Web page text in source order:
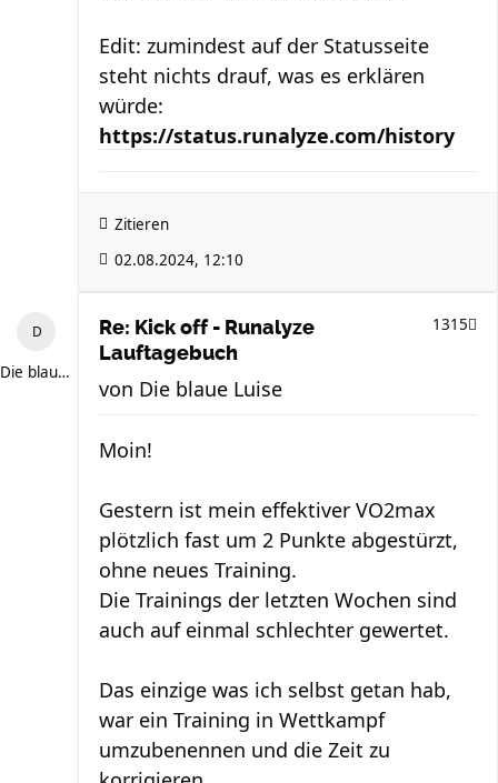
Edit: zumindest auf der Statusseite
steht nichts drauf, was es erklären
würde:
https://status.runalyze.com/history
Zitieren
02.08.2024, 12:10
Die blaue Luise
Re: Kick off - Runalyze
Lauftagebuch
1315
von Die blaue Luise
Moin!
Gestern ist mein effektiver VO2max
plötzlich fast um 2 Punkte abgestürzt,
ohne neues Training.
Die Trainings der letzten Wochen sind
auch auf einmal schlechter gewertet.
Das einzige was ich selbst getan hab,
war ein Training in Wettkampf
umzubenennen und die Zeit zu